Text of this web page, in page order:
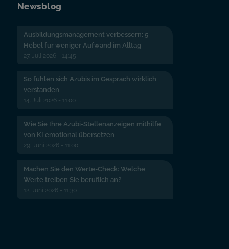
Newsblog
Ausbildungsmanagement verbessern: 5
Hebel für weniger Aufwand im Alltag
27. Juli 2026 - 14:45
So fühlen sich Azubis im Gespräch wirklich
verstanden
14. Juli 2026 - 11:00
Wie Sie Ihre Azubi-Stellenanzeigen mithilfe
von KI emotional übersetzen
29. Juni 2026 - 11:00
Machen Sie den Werte-Check: Welche
Werte treiben Sie beruflich an?
12. Juni 2026 - 11:30